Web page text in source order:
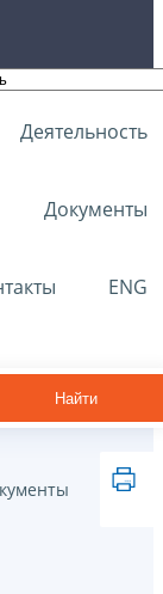
Деятельность
Документы
ENG
Найти